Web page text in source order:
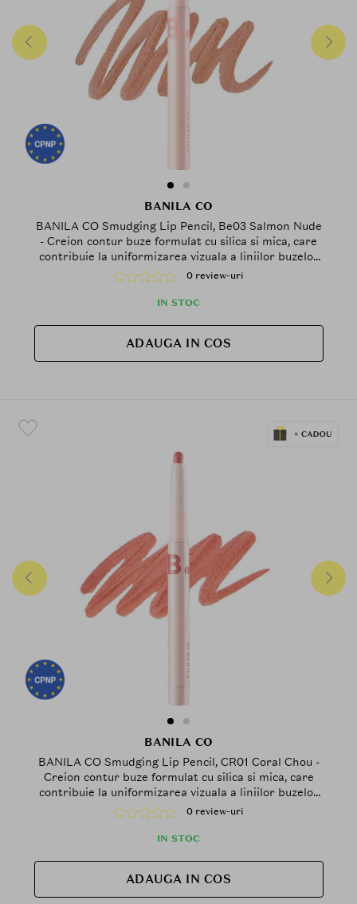
BANILA CO
BANILA CO Smudging Lip Pencil, Be03 Salmon Nude
- Creion contur buze formulat cu silica si mica, care
contribuie la uniformizarea vizuala a liniilor buzelor
si la mentinerea confortului pe buze
0 review-uri
IN STOC
ADAUGA IN COS
BANILA CO
BANILA CO Smudging Lip Pencil, CR01 Coral Chou -
Creion contur buze formulat cu silica si mica, care
contribuie la uniformizarea vizuala a liniilor buzelor
si la obtinerea unui aspect catifelat
0 review-uri
IN STOC
ADAUGA IN COS